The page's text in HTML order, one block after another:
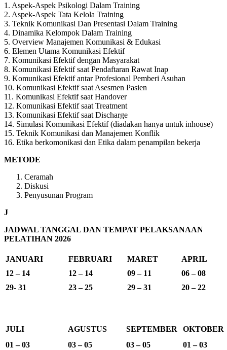
1. Aspek-Aspek Psikologi Dalam Training
2. Aspek-Aspek Tata Kelola Training
3. Teknik Komunikasi Dan Presentasi Dalam Training
4. Dinamika Kelompok Dalam Training
5. Overview Manajemen Komunikasi & Edukasi
6. Elemen Utama Komunikasi Efektif
7. Komunikasi Efektif dengan Masyarakat
8. Komunikasi Efektif saat Pendaftaran Rawat Inap
9. Komunikasi Efektif antar Profesional Pemberi Asuhan
10. Komunikasi Efektif saat Asesmen Pasien
11. Komunikasi Efektif saat Handover
12. Komunikasi Efektif saat Treatment
13. Komunikasi Efektif saat Discharge
14. Simulasi Komunikasi Efektif (diadakan hanya untuk inhouse)
15. Teknik Komunikasi dan Manajemen Konflik
16. Etika berkomonikasi dan Etika dalam penampilan bekerja
METODE
Ceramah
Diskusi
Penyusunan Program
J
JADWAL TANGGAL DAN TEMPAT PELAKSANAAN
PELATIHAN 2026
JANUARI FEBRUARI MARET
APRIL
12 – 14
12 – 14 09 – 11
06 – 08
29- 31
23 – 25 29 – 31 20 – 22
JULI AGUSTUS SEPTEMBER
OKTOBER
01 – 03
03 – 05 03 – 05
01 – 03